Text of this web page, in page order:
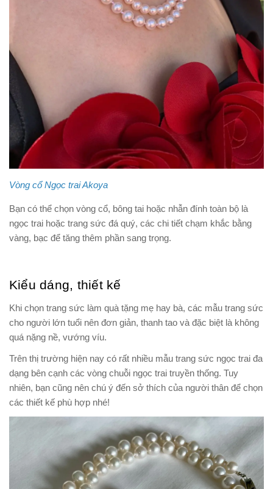
Vòng cổ Ngọc trai Akoya
Bạn có thể chọn vòng cổ, bông tai hoặc nhẫn đính toàn bộ là
ngọc trai hoặc trang sức đá quý, các chi tiết chạm khắc bằng
vàng, bạc để tăng thêm phần sang trọng.
Kiểu dáng, thiết kế
Khi chọn trang sức làm quà tặng mẹ hay bà, các mẫu trang sức
cho người lớn tuổi nên đơn giản, thanh tao và đặc biệt là không
quá nặng nề, vướng víu.
Trên thị trường hiện nay có rất nhiều mẫu trang sức ngọc trai đa
dạng bên cạnh các vòng chuỗi ngọc trai truyền thống. Tuy
nhiên, bạn cũng nên chú ý đến sở thích của người thân để chọn
các thiết kế phù hợp nhé!